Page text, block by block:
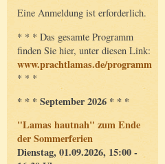
Eine Anmeldung ist erforderlich.
* * * Das gesamte Programm
finden Sie hier, unter diesen Link:
www.prachtlamas.de/programm
* * *
* * * September 2026 * * *
"Lamas hautnah" zum Ende
der Sommerferien
Dienstag, 01.09.2026, 15:00 -